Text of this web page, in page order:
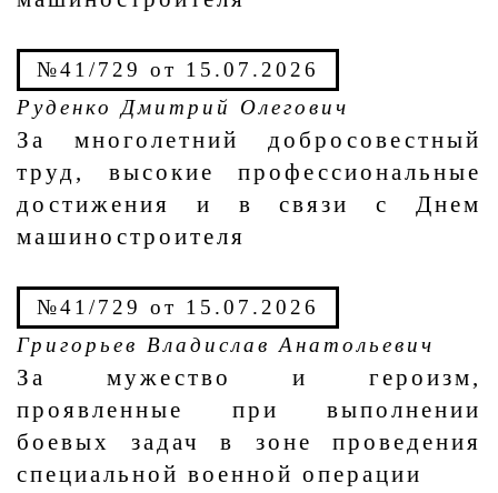
№41/729 от 15.07.2026
Руденко Дмитрий Олегович
За многолетний добросовестный
труд, высокие профессиональные
достижения и в связи с Днем
машиностроителя
№41/729 от 15.07.2026
Григорьев Владислав Анатольевич
За мужество и героизм,
проявленные при выполнении
боевых задач в зоне проведения
специальной военной операции